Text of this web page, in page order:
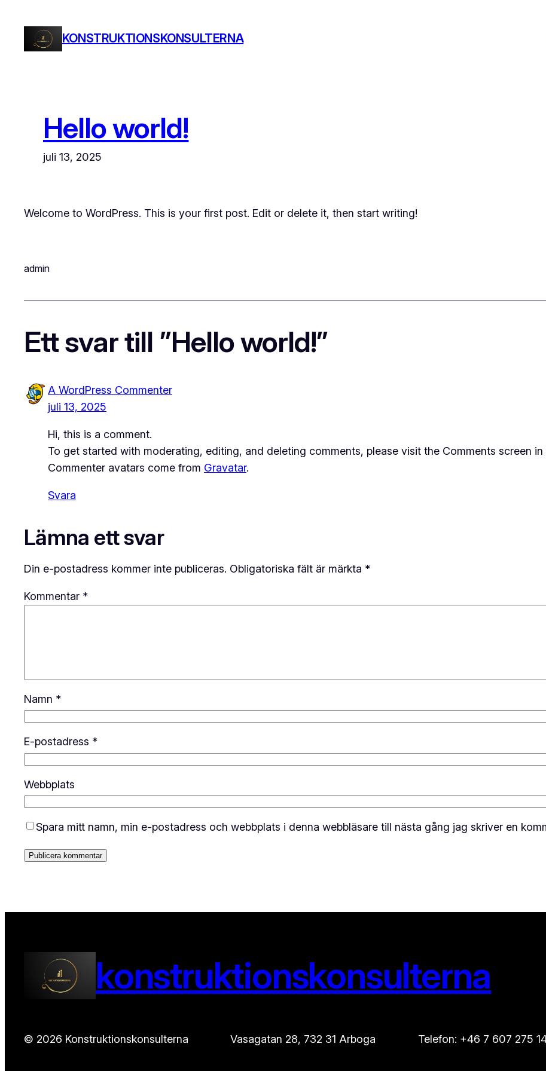
innehåll
KONSTRUKTIONSKONSULTERNA
Hello world!
juli 13, 2025
Welcome to WordPress. This is your first post. Edit or delete it, then start writing!
admin
Ett svar till ”Hello world!”
A WordPress Commenter
juli 13, 2025
Hi, this is a comment.
To get started with moderating, editing, and deleting comments, please visit the Comments screen in
Commenter avatars come from Gravatar.
Svara
Lämna ett svar
Din e-postadress kommer inte publiceras. Obligatoriska fält är märkta *
Kommentar *
Namn *
E-postadress *
Webbplats
Spara mitt namn, min e-postadress och webbplats i denna webbläsare till nästa gång jag skriver en
konstruktionskonsulterna
© 2026 Konstruktionskonsulterna Vasagatan 28, 732 31 Arboga Telefon: +46 7 607 275